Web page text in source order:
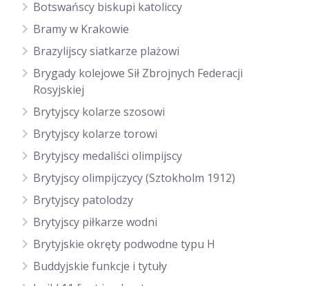
Botswańscy biskupi katoliccy
Bramy w Krakowie
Brazylijscy siatkarze plażowi
Brygady kolejowe Sił Zbrojnych Federacji
Rosyjskiej
Brytyjscy kolarze szosowi
Brytyjscy kolarze torowi
Brytyjscy medaliści olimpijscy
Brytyjscy olimpijczycy (Sztokholm 1912)
Brytyjscy patolodzy
Brytyjscy piłkarze wodni
Brytyjskie okręty podwodne typu H
Buddyjskie funkcje i tytuły